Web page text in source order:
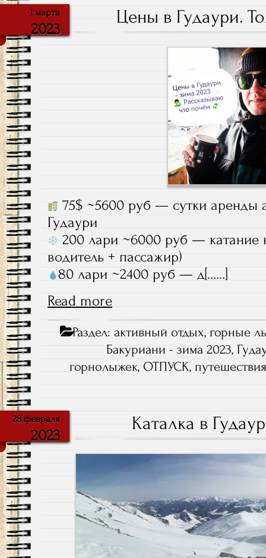
1 марта
2023
Цены в Гудаури.
75$ ~5600 руб — сутки аренды
Гудаури
200 лари ~6000 руб — катание
водитель + пассажир)
80 лари ~2400 руб — д[……]
Read more
Раздел: активный отдых, горные
Бакуриани - зима 2023,
горнолыжек,ОТПУСК,
28 февраля
2023
Каталка в